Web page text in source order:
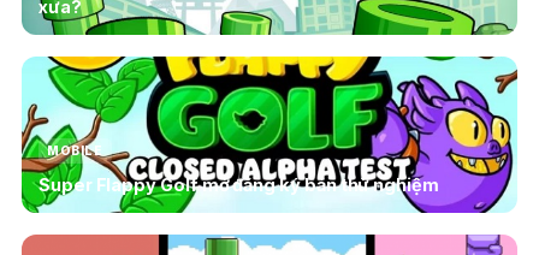
xưa?
MOBILE
Super Flappy Golf mở đăng ký bản thử nghiệm